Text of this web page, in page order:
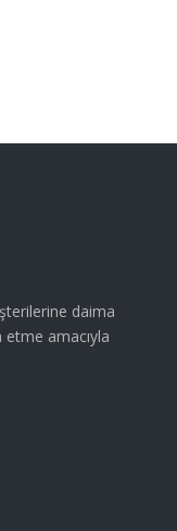
daima
etme amacıyla